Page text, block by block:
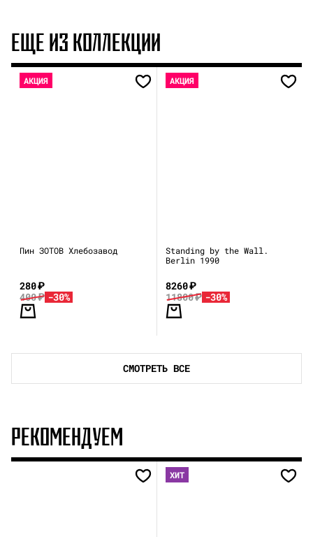
ЕЩЕ ИЗ КОЛЛЕКЦИИ
АКЦИЯ
Пин ЗОТОВ Хлебозавод
280₽
400₽ -30%
АКЦИЯ
Standing by the Wall.
Berlin 1990
8260₽
11800₽ -30%
СМОТРЕТЬ ВСЕ
РЕКОМЕНДУЕМ
ХИТ